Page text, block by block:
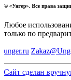
© «Унгер». Все права
Любое
только по
unger.ru
Сайт сделан